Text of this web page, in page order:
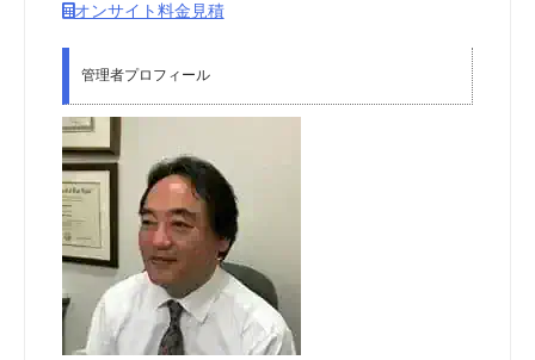
オンサイト料金見積
管理者プロフィール